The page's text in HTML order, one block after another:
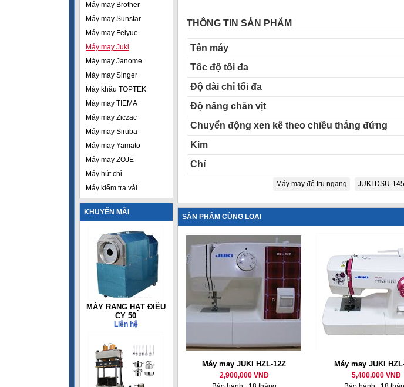
Máy may Brother
Máy may Sunstar
Máy may Feiyue
Máy may Juki
Máy may Janome
Máy may Singer
Máy khâu TOPTEK
Máy may TIEMA
Máy may Ziczac
Máy may Siruba
Máy may Yamato
Máy may ZOJE
Máy hút chỉ
Máy kiểm tra vải
KHUYẾN MÃI
MÁY RANG HẠT ĐIỀU
CY 50
Liên hệ
THÔNG TIN SẢN PHẨM
Tên máy
Tốc độ tối đa
Độ dài chỉ tối đa
Độ nâng chân vịt
Chuyển động xen kẽ theo chiều thẳng đứng
Kim
Chỉ
Máy may đế trụ ngang JUKI DSU-
SẢN PHẨM CÙNG LOẠI
Máy may JUKI HZL-12Z
2,900,000 VNĐ
Máy may JUKI
5,400,000 VNĐ